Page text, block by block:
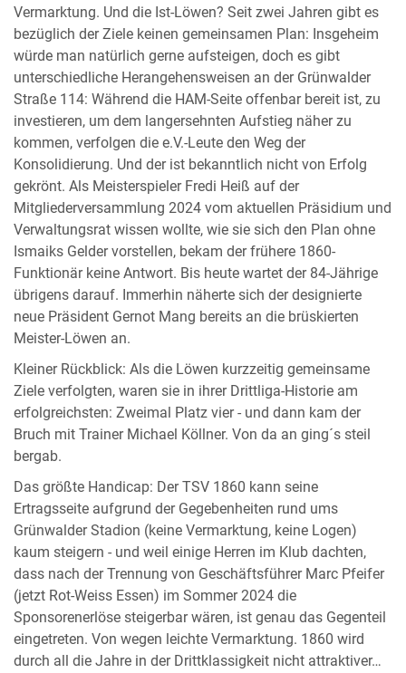
Vermarktung. Und die Ist-Löwen? Seit zwei Jahren gibt es
bezüglich der Ziele keinen gemeinsamen Plan: Insgeheim
würde man natürlich gerne aufsteigen, doch es gibt
unterschiedliche Herangehensweisen an der Grünwalder
Straße 114: Während die HAM-Seite offenbar bereit ist, zu
investieren, um dem langersehnten Aufstieg näher zu
kommen, verfolgen die e.V.-Leute den Weg der
Konsolidierung. Und der ist bekanntlich nicht von Erfolg
gekrönt. Als Meisterspieler Fredi Heiß auf der
Mitgliederversammlung 2024 vom aktuellen Präsidium und
Verwaltungsrat wissen wollte, wie sie sich den Plan ohne
Ismaiks Gelder vorstellen, bekam der frühere 1860-
Funktionär keine Antwort. Bis heute wartet der 84-Jährige
übrigens darauf. Immerhin näherte sich der designierte
neue Präsident Gernot Mang bereits an die brüskierten
Meister-Löwen an.
Kleiner Rückblick: Als die Löwen kurzzeitig gemeinsame
Ziele verfolgten, waren sie in ihrer Drittliga-Historie am
erfolgreichsten: Zweimal Platz vier - und dann kam der
Bruch mit Trainer Michael Köllner. Von da an ging´s steil
bergab.
Das größte Handicap: Der TSV 1860 kann seine
Ertragsseite aufgrund der Gegebenheiten rund ums
Grünwalder Stadion (keine Vermarktung, keine Logen)
kaum steigern - und weil einige Herren im Klub dachten,
dass nach der Trennung von Geschäftsführer Marc Pfeifer
(jetzt Rot-Weiss Essen) im Sommer 2024 die
Sponsorenerlöse steigerbar wären, ist genau das Gegenteil
eingetreten. Von wegen leichte Vermarktung. 1860 wird
durch all die Jahre in der Drittklassigkeit nicht attraktiver…